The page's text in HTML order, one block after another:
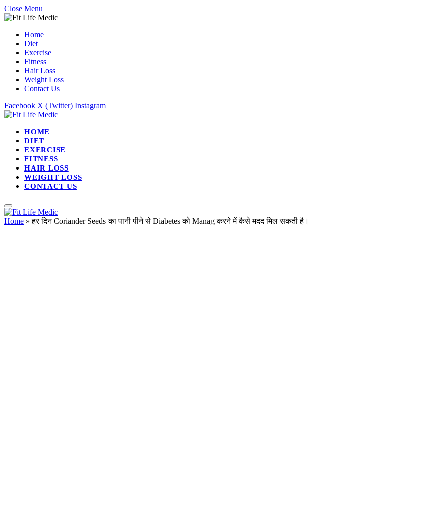
Close Menu
Home
Diet
Exercise
Fitness
Hair Loss
Weight Loss
Contact Us
Facebook X (Twitter) Instagram
HOME
DIET
EXERCISE
FITNESS
HAIR LOSS
WEIGHT LOSS
CONTACT US
Home »हर दिन Coriander Seeds का पानी पीने से Diabetes को Manag करने में कैसे मदद मिल सकती है।